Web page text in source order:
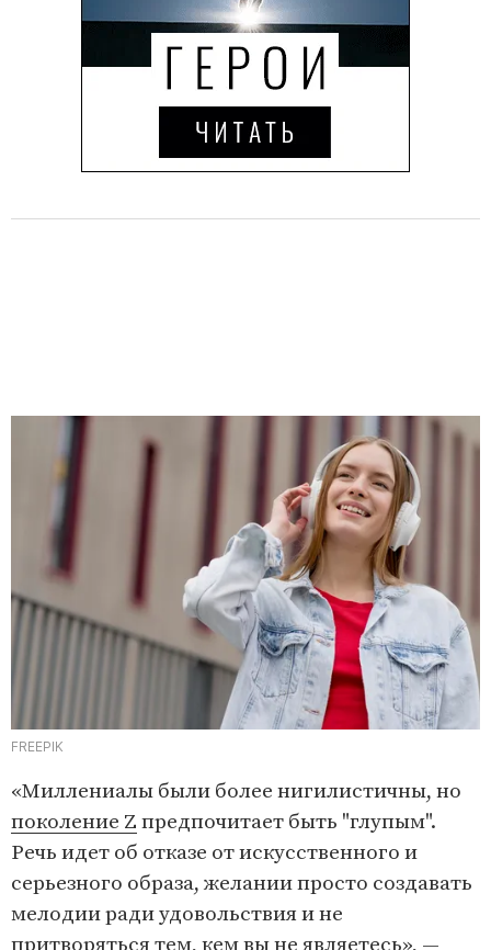
FREEPIK
«Миллениалы были более нигилистичны, но
поколение Z предпочитает быть "глупым".
Речь идет об отказе от искусственного и
серьезного образа, желании просто создавать
мелодии ради удовольствия и не
притворяться тем, кем вы не являетесь», —